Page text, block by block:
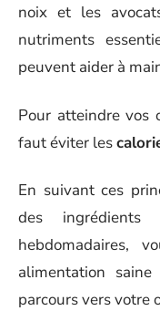
noix et les
nutriments
peuvent aider à
Pour atteindre vos
faut éviter les
En suivant ces
des
hebdomadaires,
alimentation
parcours vers votre